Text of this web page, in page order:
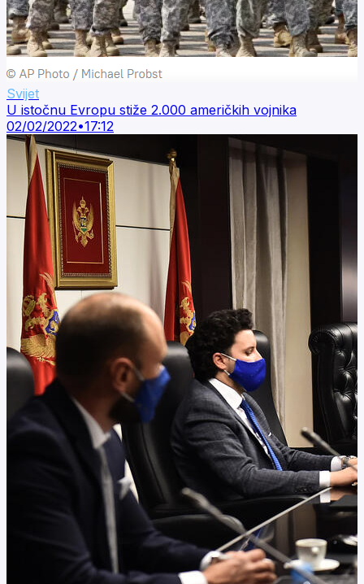
Svijet
U istočnu Evropu stiže 2.000 američkih vojnika
02/02/2022•17:12